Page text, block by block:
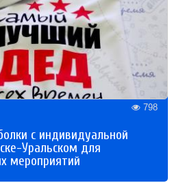
798
с индивидуальной
Уральском для
мероприятий